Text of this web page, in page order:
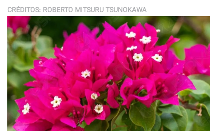
CRÉDITOS: ROBERTO MITSURU TSUNOKAWA